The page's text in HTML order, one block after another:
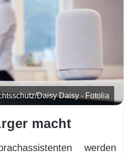
Daisy Daisy - Fotolia
macht
werden